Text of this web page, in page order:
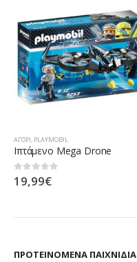
ΑΓΌΡΙ, PLAYMOBIL
Ιπτάμενο Mega Drone
0 out of 5
19,99€
ΠΡΟΤΕΙΝΌΜΕΝΑ ΠΑΙΧΝΊΔΙΑ